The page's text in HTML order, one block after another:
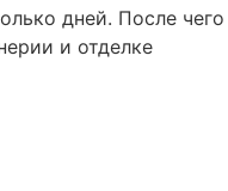
дней. После чего
и отделке